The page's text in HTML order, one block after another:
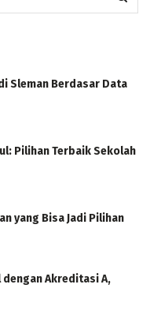
Sleman Berdasar Data
Pilihan Terbaik Sekolah
yang Bisa Jadi Pilihan
dengan Akreditasi A,